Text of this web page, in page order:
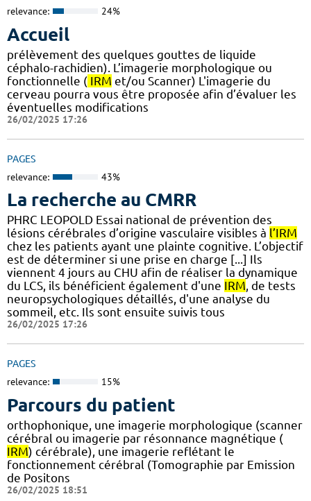
relevance: 24%
Accueil
prélèvement des quelques gouttes de liquide
céphalo-rachidien). L’imagerie morphologique ou
fonctionnelle ( IRM et/ou Scanner) L'imagerie du
cerveau pourra vous être proposée afin d’évaluer les
éventuelles modifications
26/02/2025 17:26
PAGES
relevance: 43%
La recherche au CMRR
PHRC LEOPOLD Essai national de prévention des
lésions cérébrales d’origine vasculaire visibles à l’IRM
chez les patients ayant une plainte cognitive. L’objectif
est de déterminer si une prise en charge [...] Ils
viennent 4 jours au CHU afin de réaliser la dynamique
du LCS, ils bénéficient également d'une IRM, de tests
neuropsychologiques détaillés, d'une analyse du
sommeil, etc. Ils sont ensuite suivis tous
26/02/2025 17:26
PAGES
relevance: 15%
Parcours du patient
orthophonique, une imagerie morphologique (scanner
cérébral ou imagerie par résonnance magnétique (
IRM) cérébrale), une imagerie reflétant le
fonctionnement cérébral (Tomographie par Emission
de Positons
26/02/2025 18:51